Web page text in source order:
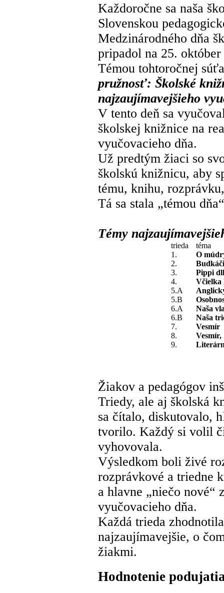
Každoročne sa naša
Slovenskou
Medzinárodného dňa
pripadol na 25. október
Témou tohtoročnej
pružnosť: Školské
najzaujímavejšieho
V tento deň sa
školskej knižnice na
vyučovacieho dňa.
Už predtým žiaci so
školskú knižnicu, aby
tému, knihu,
Tá sa stala „témou
Témy
trieda
téma
1.
O
2.
3.
Pippi
4.
Včielka
5.A
5.B
6.A
Naša
6.B
Naša
7.
Vesmír
8.
Vesmír,
9.
Žiakov a pedagógov
Triedy, ale aj školská
sa čítalo, diskutovalo,
tvorilo. Každý si volil
vyhovovala.
Výsledkom boli živé
rozprávkové a triedne
a hlavne „niečo nové“
vyučovacieho dňa.
Každá trieda
najzaujímavejšie, o
žiakmi.
Hodnotenie